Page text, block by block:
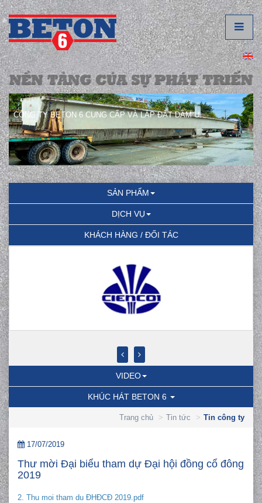
CÔNG TY BETON 6 CUNG CẤP VÀ LẮP ĐẶT DẦM U.
SẢN PHẨM
DỊCH VỤ
KHÁCH HÀNG / ĐỐI TÁC
VIDEO
KHÚC HÁT BETON 6
Trang chủ Tin tức Tin công ty
17/07/2019
Thư mời Đại biểu tham dự Đại hội đồng cổ đông
2019
2. Thu moi tham du ĐHĐCĐ 2019.pdf